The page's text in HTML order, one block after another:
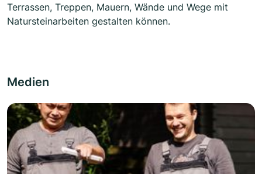
Terrassen, Treppen, Mauern, Wände und Wege mit
Natursteinarbeiten gestalten können.
Medien